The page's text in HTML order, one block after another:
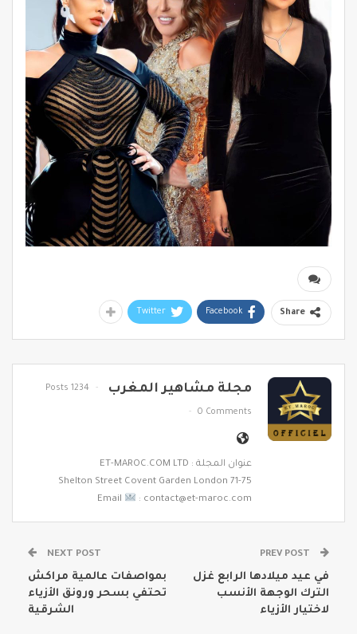
Share
Facebook
Twitter
مجلة مشاهير المغرب 1234 Posts
0 Comments
عنوان المجلة : ET-MAROC.COM LTD
71-75 Shelton Street Covent Garden London
Email
: contact@et-maroc.com
في عيد ميلادها الرابع غزل
الترك الوجهة الأنسب
لاختيار الأزياء
NEXT POST
بمواصفات عالمية مراكش
تحتفي بسحر ورونق الأزياء
الشرقية